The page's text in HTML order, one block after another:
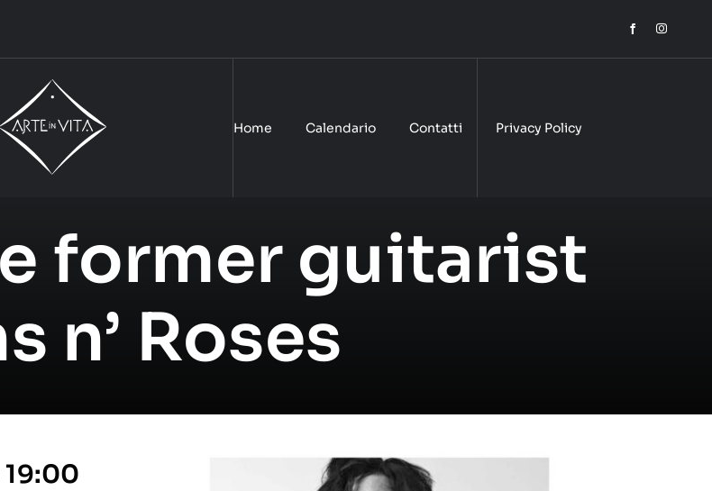
Home Calendario Contatti Privacy Policy
former guitarist
n’ Roses